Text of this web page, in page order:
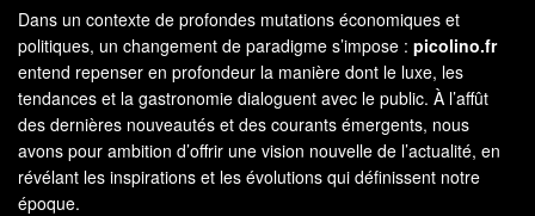
Dans un contexte de profondes mutations économiques et
politiques, un changement de paradigme s’impose : picolino.fr
entend repenser en profondeur la manière dont le luxe, les
tendances et la gastronomie dialoguent avec le public. À l’affût
des dernières nouveautés et des courants émergents, nous
avons pour ambition d’offrir une vision nouvelle de l’actualité, en
révélant les inspirations et les évolutions qui définissent notre
époque.